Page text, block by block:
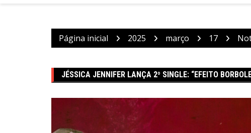
Página inicial 2025 março 17
JÉSSICA JENNIFER LANÇA 2º SINGLE: “EFEITO